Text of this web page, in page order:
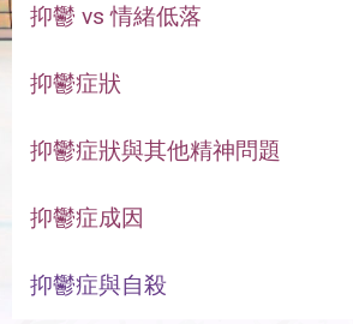
抑鬱 vs 情緒低落
抑鬱症狀
抑鬱症狀與其他精神問題
抑鬱症成因
抑鬱症與自殺